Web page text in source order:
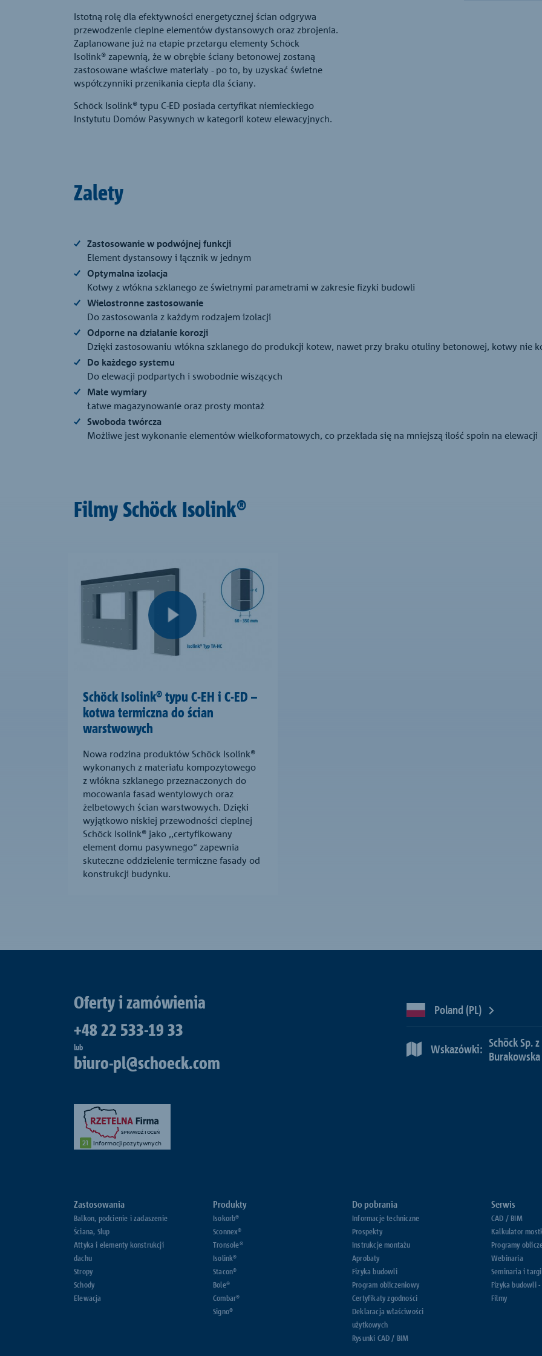
Istotną rolę dla efektywności energetycznej ścian odgrywa
przewodzenie cieplne elementów dystansowych oraz zbrojenia.
Zaplanowane już na etapie przetargu elementy Schöck
Isolink® zapewnią, że w obrębie ściany betonowej zostaną
zastosowane właściwe materiały - po to, by uzyskać świetne
współczynniki przenikania ciepła dla ściany.
Schöck Isolink® typu C-ED posiada certyfikat niemieckiego
Instytutu Domów Pasywnych w kategorii kotew elewacyjnych.
Zalety
Zastosowanie w podwójnej funkcji
Element dystansowy i łącznik w jednym
Optymalna izolacja
Kotwy z włókna szklanego ze świetnymi parametrami w zakresie fizyki budowli
Wielostronne zastosowanie
Do zastosowania z każdym rodzajem izolacji
Odporne na działanie korozji
Dzięki zastosowaniu włókna szklanego do produkcji kotew, nawet przy braku otuliny betonowej, kotwy nie
Do każdego systemu
Do elewacji podpartych i swobodnie wiszących
Małe wymiary
Łatwe magazynowanie oraz prosty montaż
Swoboda twórcza
Możliwe jest wykonanie elementów wielkoformatowych, co przekłada się na mniejszą ilość spoin na elewacji
Filmy Schöck Isolink®
Schöck Isolink® typu C-EH i C-ED –
kotwa termiczna do ścian
warstwowych
Nowa rodzina produktów Schöck Isolink®
wykonanych z materiału kompozytowego
z włókna szklanego przeznaczonych do
mocowania fasad wentylowych oraz
żelbetowych ścian warstwowych. Dzięki
wyjątkowo niskiej przewodności cieplnej
Schöck Isolink® jako ,,certyfikowany
element domu pasywnego“ zapewnia
skuteczne oddzielenie termiczne fasady od
konstrukcji budynku.
Oferty i zamówienia
+48 22 533-19 33
lub
biuro-pl@schoeck.com
Poland (PL)
Wskazówki: Schöck Sp.
Zastosowania
Balkon, podcienie i zadaszenie
Ściana, Słup
Attyka i elementy konstrukcji
dachu
Stropy
Schody
Elewacja
Produkty
Isokorb®
Sconnex®
Tronsole®
Isolink®
Stacon®
Bole®
Combar®
Signo®
Do pobrania
Informacje techniczne
Prospekty
Instrukcje montażu
Aprobaty
Fizyka budowli
Program obliczeniowy
Certyfikaty zgodności
Deklaracja właściwości
użytkowych
Rysunki CAD / BIM
Serwis
CAD / BIM
Kalkulator
Programy
Webinaria
Seminaria i targi
Fizyka budowli
Filmy